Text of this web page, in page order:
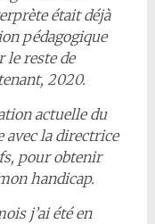
était déjà
pédagogique
le reste de
2020.
actuelle du
avec la directrice
pour obtenir
handicap.
j’ai été en